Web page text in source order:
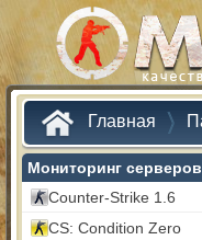
Главная
Мониторинг серверов
Counter-Strike 1.6
CS: Condition Zero